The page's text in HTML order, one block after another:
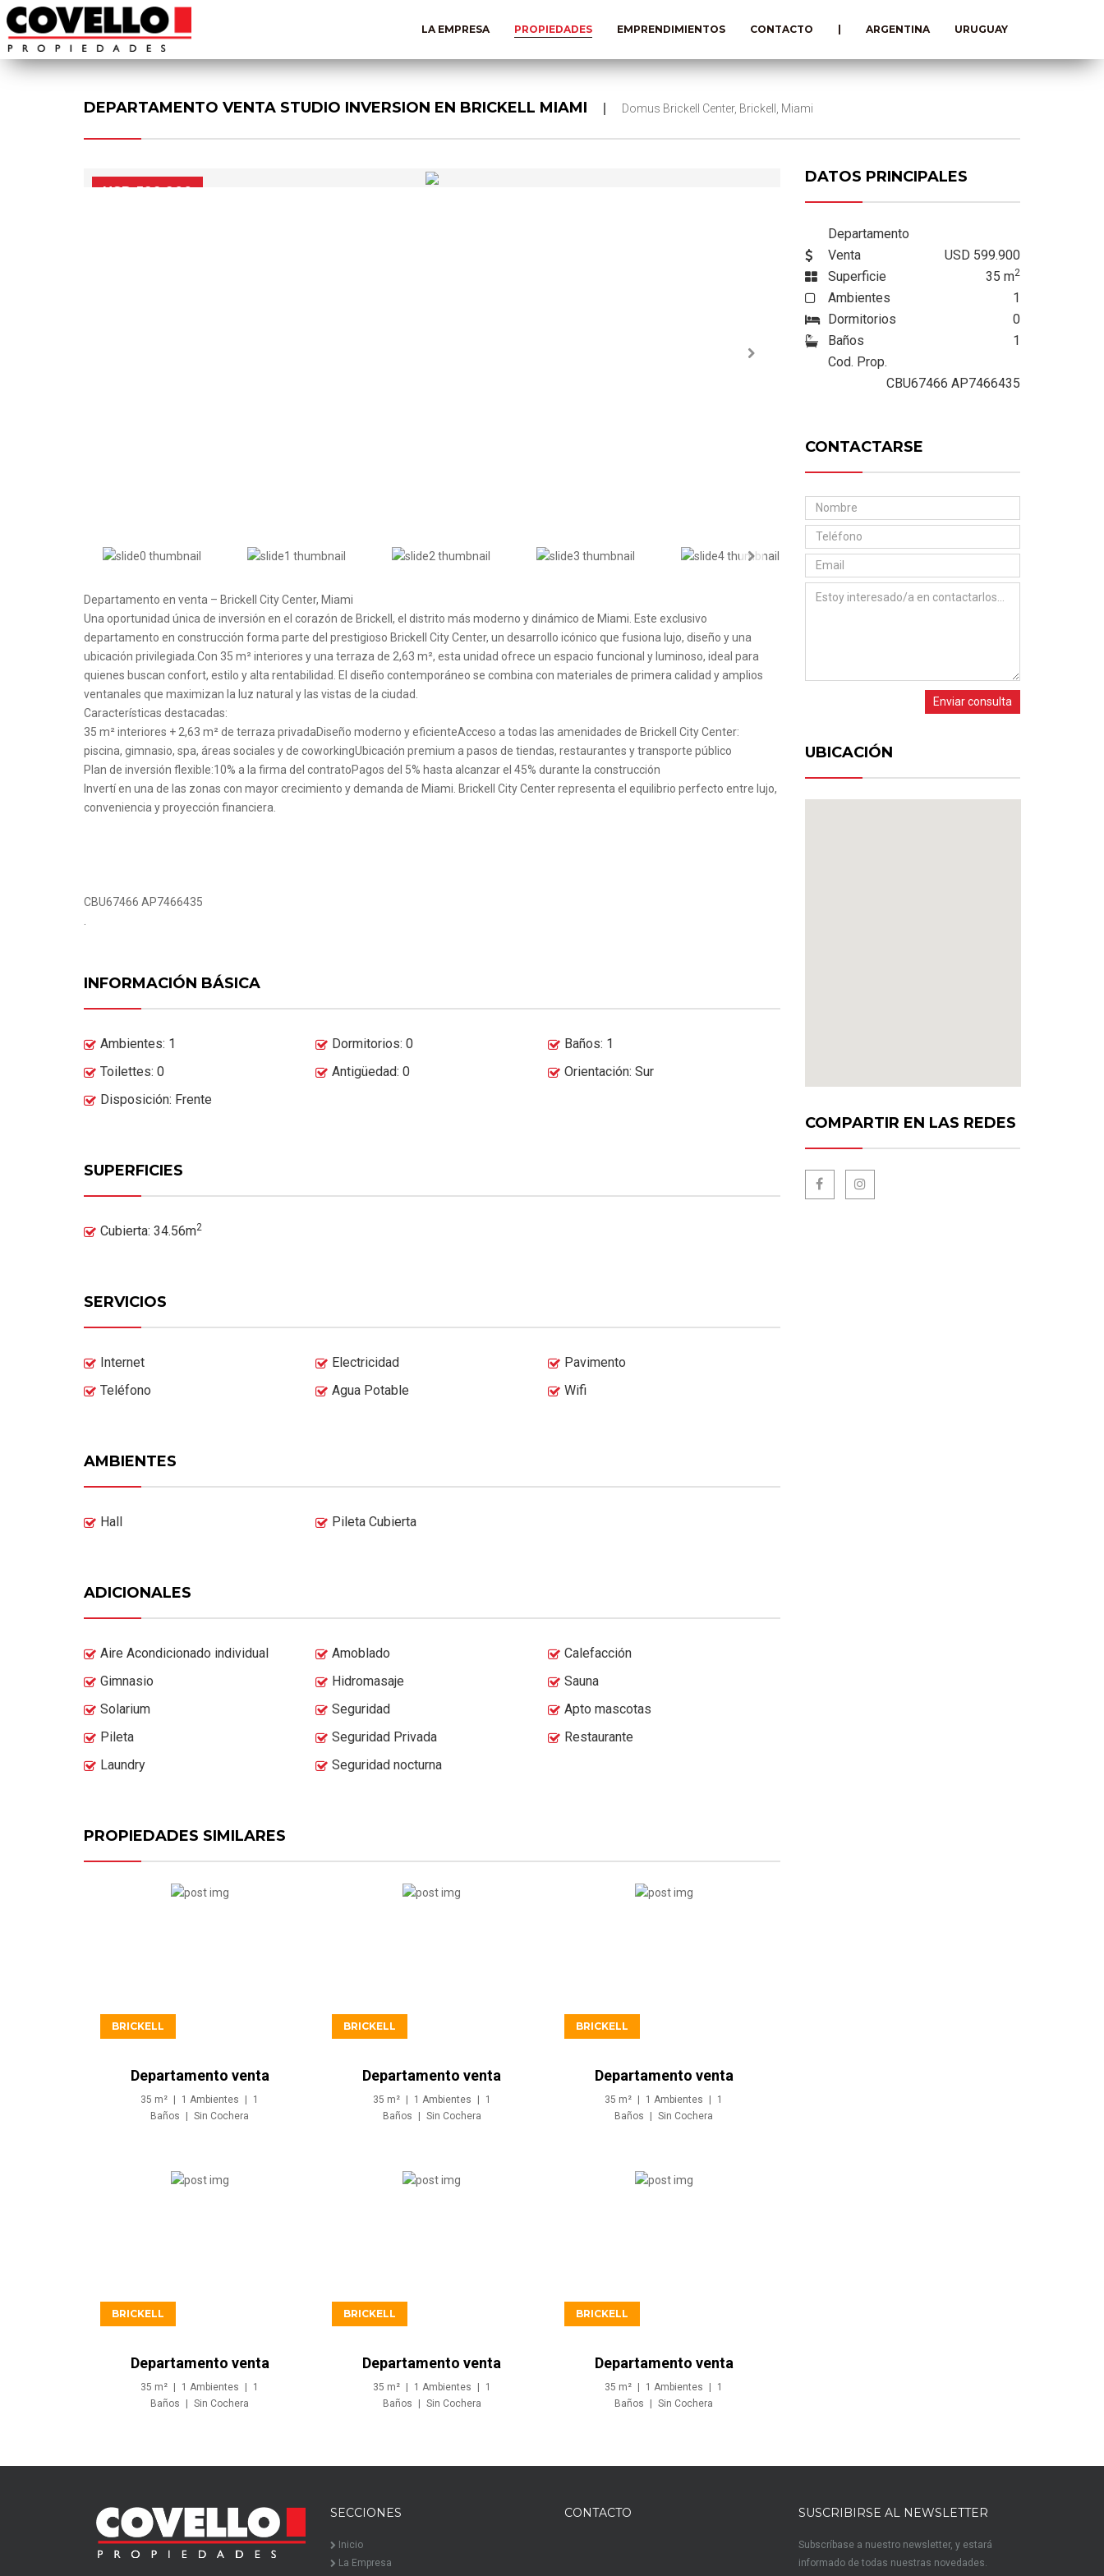
LA EMPRESA PROPIEDADES EMPRENDIMIENTOS CONTACTO ARGENTINA URUGUAY
DEPARTAMENTO VENTA STUDIO INVERSION EN BRICKELL MIAMI Domus Brickell Center, Brickell, Miami
USD 599.900
Departamento en venta – Brickell City Center, Miami
Una oportunidad única de inversión en el corazón de Brickell, el distrito más moderno y dinámico de Miami. Este exclusivo
departamento en construcción forma parte del prestigioso Brickell City Center, un desarrollo icónico que fusiona lujo, diseño y una
ubicación privilegiada.Con 35 m² interiores y una terraza de 2,63 m², esta unidad ofrece un espacio funcional y luminoso, ideal para
quienes buscan confort, estilo y alta rentabilidad. El diseño contemporáneo se combina con materiales de primera calidad y amplios
ventanales que maximizan la luz natural y las vistas de la ciudad.
Características destacadas:
35 m² interiores + 2,63 m² de terraza privadaDiseño moderno y eficienteAcceso a todas las amenidades de Brickell City Center:
piscina, gimnasio, spa, áreas sociales y de coworkingUbicación premium a pasos de tiendas, restaurantes y transporte público
Plan de inversión flexible:10% a la firma del contratoPagos del 5% hasta alcanzar el 45% durante la construcción
Invertí en una de las zonas con mayor crecimiento y demanda de Miami. Brickell City Center representa el equilibrio perfecto entre lujo,
conveniencia y proyección financiera.
CBU67466 AP7466435
INFORMACIÓN BÁSICA
Ambientes: 1 Dormitorios: 0
Baños: 1
Toilettes: 0
Antigüedad: 0
Orientación: Sur
Disposición: Frente
SUPERFICIES
Cubierta: 34.56m2
SERVICIOS
Internet Electricidad
Pavimento
Teléfono
Agua Potable Wifi
AMBIENTES
Hall Pileta Cubierta
ADICIONALES
Aire Acondicionado individual Amoblado
Calefacción
Gimnasio
Hidromasaje
Sauna
Solarium
Seguridad
Apto mascotas
Pileta
Seguridad Privada
Restaurante
Laundry
Seguridad nocturna
PROPIEDADES SIMILARES
BRICKELL
Departamento venta
Studio inversion en
Brickell Miami
35 m² 1 Ambientes
1
Baños
Sin Cochera
BRICKELL
Departamento venta
Studio inversion en
Brickell Miami
35 m² 1 Ambientes
1
Baños
Sin Cochera
BRICKELL
Departamento venta
Studio inversion en
Brickell Miami
35 m² 1 Ambientes
1
Baños
Sin Cochera
BRICKELL
Departamento venta
Studio inversion en
Brickell Miami
35 m² 1 Ambientes
1
Baños
Sin Cochera
BRICKELL
Departamento venta
Studio inversion en
Brickell Miami
35 m² 1 Ambientes
1
Baños
Sin Cochera
BRICKELL
Departamento venta
Studio inversion en
Brickell Miami
35 m² 1 Ambientes
1
Baños
Sin Cochera
DATOS PRINCIPALES
Departamento
Venta
USD 599.900
Superficie
35 m2
Ambientes
1
Dormitorios
0
Baños
1
Cod. Prop.
CBU67466 AP7466435
CONTACTARSE
Enviar consulta
UBICACIÓN
COMPARTIR EN LAS REDES
SECCIONES
Inicio
La Empresa
CONTACTO SUSCRIBIRSE AL NEWSLETTER
Subscríbase a nuestro newsletter, y estará
informado de todas nuestras novedades.